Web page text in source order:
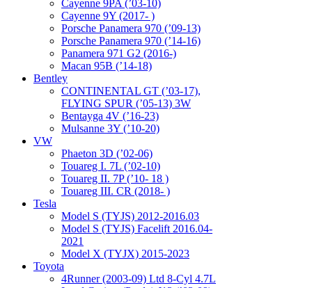
Cayenne 9PA (’03-10)
Cayenne 9Y (2017- )
Porsche Panamera 970 (’09-13)
Porsche Panamera 970 (’14-16)
Panamera 971 G2 (2016-)
Macan 95B (’14-18)
Bentley
CONTINENTAL GT (’03-17),
FLYING SPUR (’05-13) 3W
Bentayga 4V (’16-23)
Mulsanne 3Y (’10-20)
VW
Phaeton 3D (’02-06)
Touareg I. 7L (’02-10)
Touareg II. 7P (’10- 18 )
Touareg III. CR (2018- )
Tesla
Model S (TYJS) 2012-2016.03
Model S (TYJS) Facelift 2016.04-
2021
Model X (TYJX) 2015-2023
Toyota
4Runner (2003-09) Ltd 8-Cyl 4.7L